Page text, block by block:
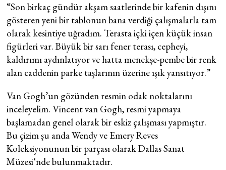
“Son birkaç gündür akşam saatlerinde bir kafenin dışını
gösteren yeni bir tablonun bana verdiği çalışmalarla tam
olarak kesintiye uğradım. Terasta içki içen küçük insan
figürleri var. Büyük bir sarı fener terası, cepheyi,
kaldırımı aydınlatıyor ve hatta menekşe-pembe bir renk
alan caddenin parke taşlarının üzerine ışık yansıtıyor.”
Van Gogh’un gözünden resmin odak noktalarını
inceleyelim. Vincent van Gogh, resmi yapmaya
başlamadan genel olarak bir eskiz çalışması yapmıştır.
Bu çizim şu anda Wendy ve Emery Reves
Koleksiyonunun bir parçası olarak Dallas Sanat
Müzesi‘nde bulunmaktadır.